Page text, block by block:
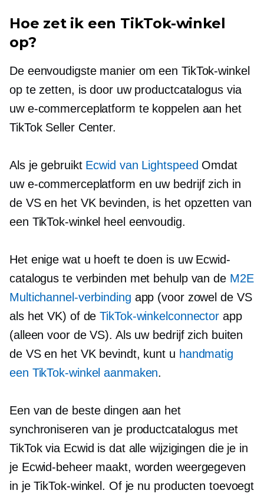
Hoe zet ik een TikTok-winkel
op?
De eenvoudigste manier om een ​​TikTok-winkel
op te zetten, is door uw productcatalogus via
uw e-commerceplatform te koppelen aan het
TikTok Seller Center.
Als je gebruikt Ecwid van Lightspeed Omdat
uw e-commerceplatform en uw bedrijf zich in
de VS en het VK bevinden, is het opzetten van
een TikTok-winkel heel eenvoudig.
Het enige wat u hoeft te doen is uw Ecwid-
catalogus te verbinden met behulp van de M2E
Multichannel-verbinding app (voor zowel de VS
als het VK) of deTikTok-winkelconnector app
(alleen voor de VS). Als uw bedrijf zich buiten
de VS en het VK bevindt, kunt u handmatig
een TikTok-winkel aanmaken.
Een van de beste dingen aan het
synchroniseren van je productcatalogus met
TikTok via Ecwid is dat alle wijzigingen die je in
je Ecwid-beheer maakt, worden weergegeven
in je TikTok-winkel. Of je nu producten toevoegt